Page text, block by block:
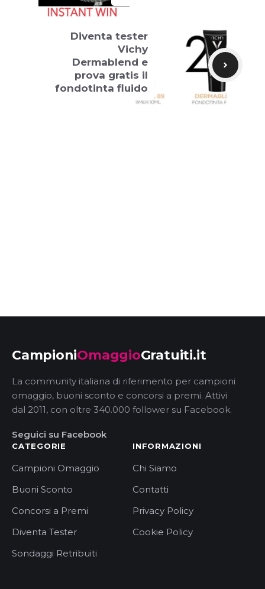
Diventa tester
Vichy
Dermablend e
prova gratis il
fondotinta fluido
CampioniOmaggioGratuiti.it
La community italiana di riferimento per campioni
omaggio, buoni sconto e concorsi a premi. Attivi
dal 2011, con oltre 340.000 follower su Facebook.
Seguici su Facebook
CATEGORIE
Campioni Omaggio
Buoni Sconto
Concorsi a Premi
Diventa Tester
Sondaggi Retribuiti
INFORMAZIONI
Chi Siamo
Contatti
Privacy Policy
Cookie Policy